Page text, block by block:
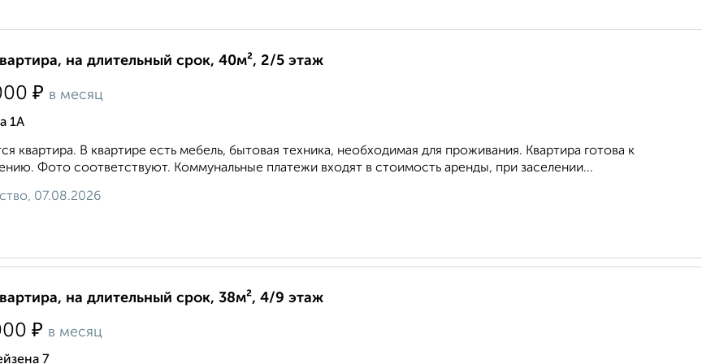
на длительный срок, 40м², 2/5 этаж
₽ в месяц
1А
квартира. В квартире есть мебель, бытовая техника, необходимая для проживания. Квартира готова к
Фото соответствуют. Коммунальные платежи входят в стоимость аренды, при заселении...
07.08.2026
на длительный срок, 38м², 4/9 этаж
₽ в месяц
7